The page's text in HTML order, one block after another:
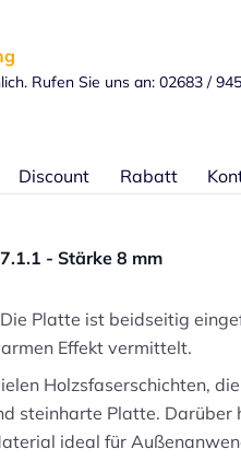
Rufen Sie uns an: 02683 /
- Stärke 8 mm
Platte ist beidseitig
Effekt vermittelt.
Holzsfaserschichten,
steinharte Platte.
ideal für
Discount Rabatt